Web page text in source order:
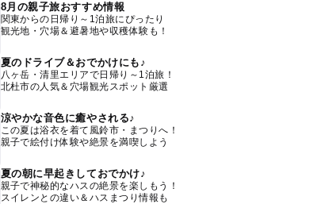
8月の親子旅おすすめ情報
関東からの日帰り～1泊旅にぴったり
観光地・穴場＆避暑地や収穫体験も！
夏のドライブ＆おでかけにも♪
八ヶ岳・清里エリアで日帰り～1泊旅！
北杜市の人気＆穴場観光スポット厳選
涼やかな音色に癒やされる♪
この夏は浴衣を着て風鈴市・まつりへ！
親子で絵付け体験や絶景を満喫しよう
夏の朝に早起きしておでかけ♪
親子で神秘的なハスの絶景を楽しもう！
スイレンとの違い＆ハスまつり情報も